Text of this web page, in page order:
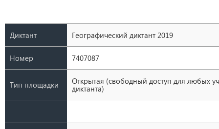
Диктант Географический диктант 2019
Номер 7407087
Тип площадки
Открытая (свободный доступ для любых
диктанта)